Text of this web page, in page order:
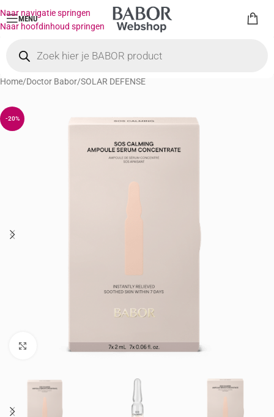
Naar navigatie springen
Naar hoofdinhoud springen
MENU
Home/Doctor Babor/SOLAR DEFENSE
-20%
Klik om te vergroten